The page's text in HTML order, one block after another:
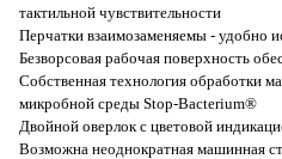
тактильной чувствительности
Перчатки взаимозаменяемы - удобно
Безворсовая рабочая поверхность
Собственная технология обработки
микробной среды Stop-Bacterium®
Двойной оверлок с цветовой
Возможна неоднократная машинная